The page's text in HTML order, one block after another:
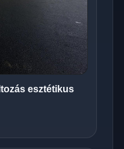
esztétikus